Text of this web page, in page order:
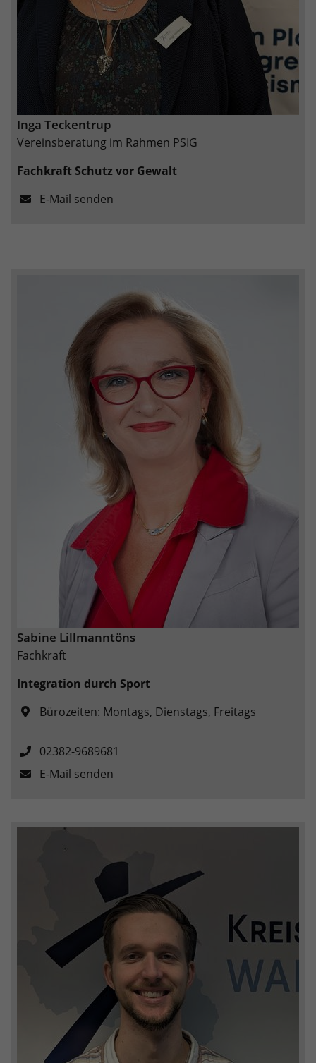
Inga Teckentrup
Vereinsberatung im Rahmen PSIG
Fachkraft Schutz vor Gewalt
E-Mail senden
Sabine Lillmanntöns
Fachkraft
Integration durch Sport
Bürozeiten: Montags, Dienstags, Freitags
02382-9689681
E-Mail senden